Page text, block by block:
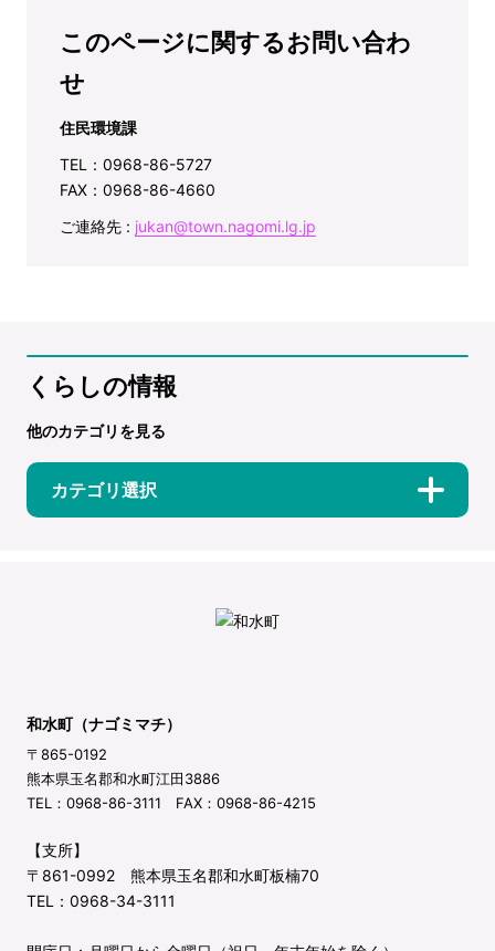
このページに関するお問い合わ
せ
住民環境課
TEL：0968-86-5727
FAX：0968-86-4660
ご連絡先 : jukan@town.nagomi.lg.jp
くらしの情報
他のカテゴリを見る
カテゴリ選択
和水町（ナゴミマチ）
〒865-0192
熊本県玉名郡和水町江田3886
TEL：0968-86-3111 FAX：0968-86-4215
【支所】
〒861-0992 熊本県玉名郡和水町板楠70
TEL：0968-34-3111